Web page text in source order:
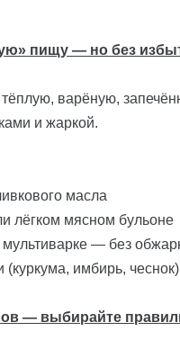
пищу — но без
тёплую, варёную,
и жаркой.
масла
лёгком мясном бульоне
мультиварке — без
(куркума, имбирь,
— выбирайте